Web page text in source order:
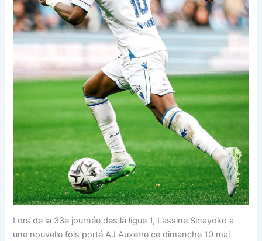
Lors de la 33e journée des la ligue 1, Lassine Sinayoko a
une nouvelle fois porté AJ Auxerre ce dimanche 10 mai